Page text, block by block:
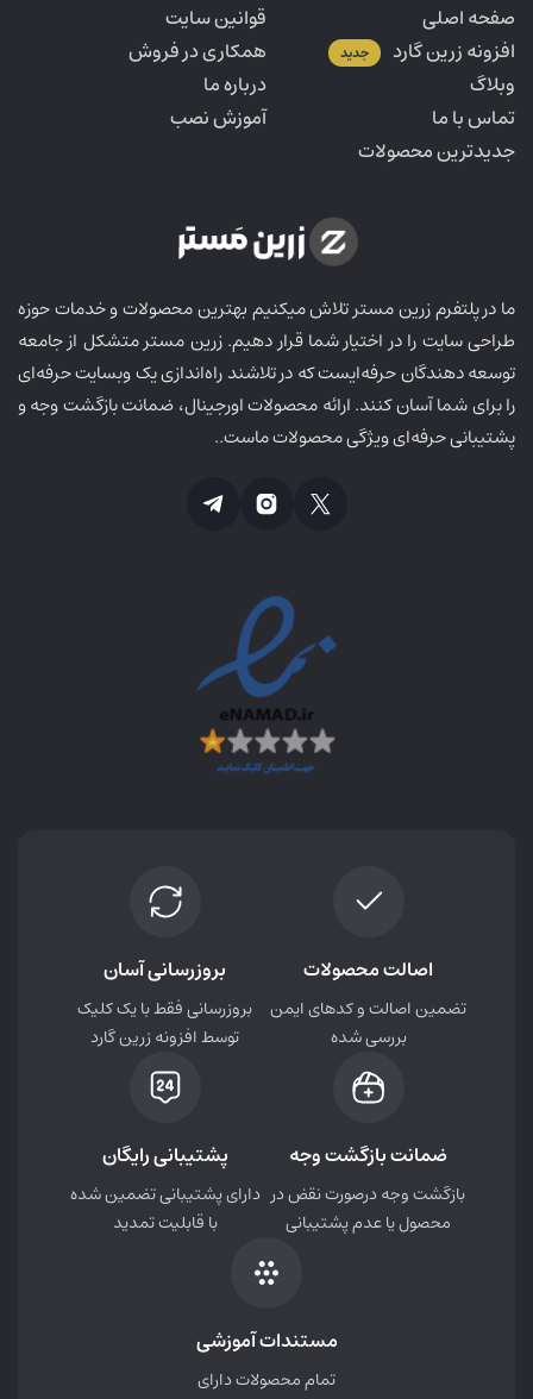
ما در پلتفرم زرین مستر تلاش میکنیم بهترین محصولات و خدمات حوزه
طراحی سایت را در اختیار شما قرار دهیم. زرین مستر متشکل از جامعه
توسعه دهندگان حرفه‌ایست که در تلاشند راه‌اندازی یک وبسایت حرفه‌ای
را برای شما آسان کنند. ارائه محصولات اورجینال، ضمانت بازگشت وجه و
پشتیبانی حرفه‌ای ویژگی محصولات ماست..
صفحه اصلی
قوانین سایت
افزونه زرین گارد
جدید
همکاری در فروش
وبلاگ
درباره ما
تماس با ما
آموزش نصب
جدیدترین محصولات
اصالت محصولات
تضمین اصالت و کدهای ایمن
بررسی شده
بروزرسانی آسان
بروزرسانی فقط با یک کلیک
توسط افزونه زرین گارد
ضمانت بازگشت وجه
بازگشت وجه درصورت نقض در
محصول یا عدم پشتیبانی
پشتیبانی رایگان
دارای پشتیبانی تضمین شده
با قابلیت تمدید
مستندات آموزشی
تمام محصولات دارای